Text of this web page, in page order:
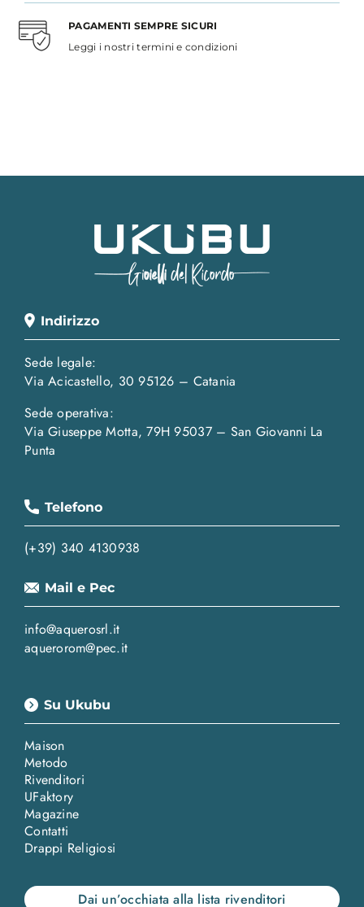
PAGAMENTI SEMPRE SICURI
Leggi i nostri termini e condizioni
Indirizzo
Sede legale:
Via Acicastello, 30 95126 – Catania
Sede operativa:
Via Giuseppe Motta, 79H 95037 – San Giovanni La
Punta
Telefono
(+39) 340 4130938
Mail e Pec
info@aquerosrl.it
aquerorom@pec.it
Su Ukubu
Maison
Metodo
Rivenditori
UFaktory
Magazine
Contatti
Drappi Religiosi
Dai un’occhiata alla lista rivenditori